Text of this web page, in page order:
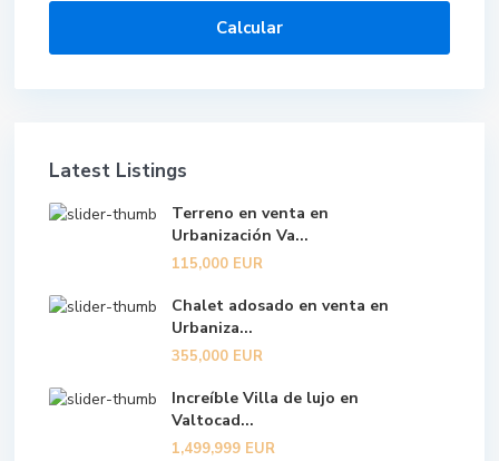
Calcular
Latest Listings
Terreno en venta en
Urbanización Va...
115,000 EUR
Chalet adosado en venta en
Urbaniza...
355,000 EUR
Increíble Villa de lujo en
Valtocad...
1,499,999 EUR